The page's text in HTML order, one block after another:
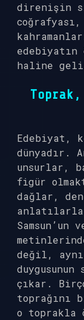
direnişin
haline
Toprak,
Edebiyat,
dünyadır.
unsurlar,
figür
dağlar,
değil,
çıkar.
toprağını
o toprakla